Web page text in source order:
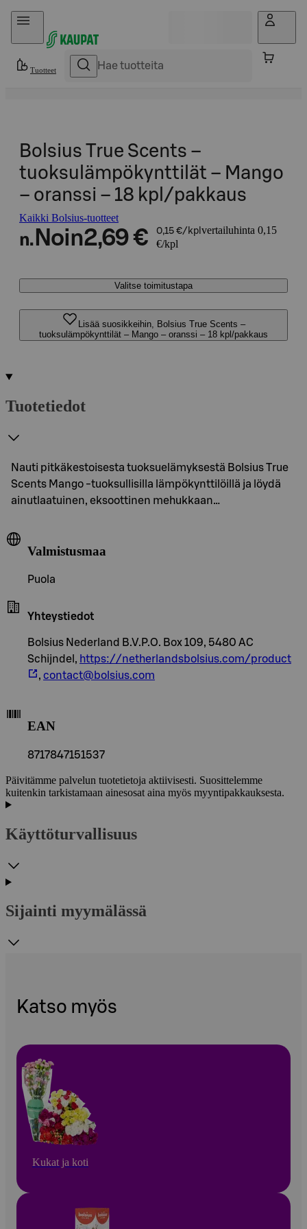
Hyppää sisältöön
Tuotteet
Bolsius True Scents –
tuoksulämpökynttilät – Mango
– oranssi – 18 kpl/pakkaus
Kaikki Bolsius-tuotteet
n. Noin2,69 € 0,15 €/kpl vertailuhinta 0,15
€/kpl
Valitse toimitustapa
Lisää suosikkeihin, Bolsius True Scents –
tuoksulämpökynttilät – Mango – oranssi – 18 kpl/pakkaus
Tuotetiedot
Nauti pitkäkestoisesta tuoksuelämyksestä Bolsius True
Scents Mango -tuoksullisilla lämpökynttilöillä ja löydä
ainutlaatuinen, eksoottinen mehukkaan…
Valmistusmaa
Puola
Yhteystiedot
Bolsius Nederland B.V.P.O. Box 109, 5480 AC
Schijndel, https://netherlandsbolsius.com/product
, contact@bolsius.com
EAN
8717847151537
Päivitämme palvelun tuotetietoja aktiivisesti. Suosittelemme
kuitenkin tarkistamaan ainesosat aina myös myyntipakkauksesta.
Käyttöturvallisuus
Sijainti myymälässä
Katso myös
Kukat ja koti